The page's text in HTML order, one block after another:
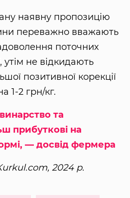
наявну пропозицію
переважно вважають
поточних
утім не відкидають
позитивної корекції
1-2 грн/кг.
та
прибуткові на
— досвід фермера
2024 р.